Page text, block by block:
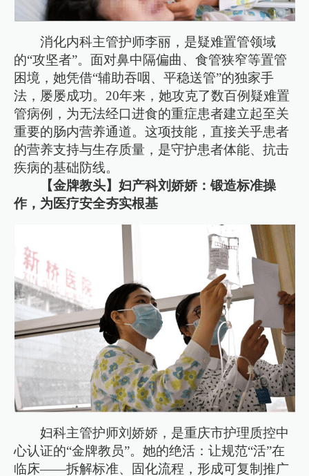
消化内科主管护师李丽，是疑难置管领域
的“攻坚者”。面对鼻中隔偏曲、食管狭窄等置管
困境，她凭借“辅助吞咽、平稳送管”的独家手
法，屡屡成功。20年来，她攻克了数百例疑难置
管病例，为无法经口进食的重症患者建立起至关
重要的肠内营养通道。这项技能，直接关乎患者
的营养支持与生存质量，是守护患者体能、抗击
疾病的基础防线。
【金牌教头】妇产科刘娇娇：锻造标准操
作，为医疗安全夯实根基
妇科主管护师刘娇娇，是重庆市护理质控中
心认证的“金牌教员”。她的绝活：让规范“活”在
临床——拆解标准、固化流程，形成可复制推广